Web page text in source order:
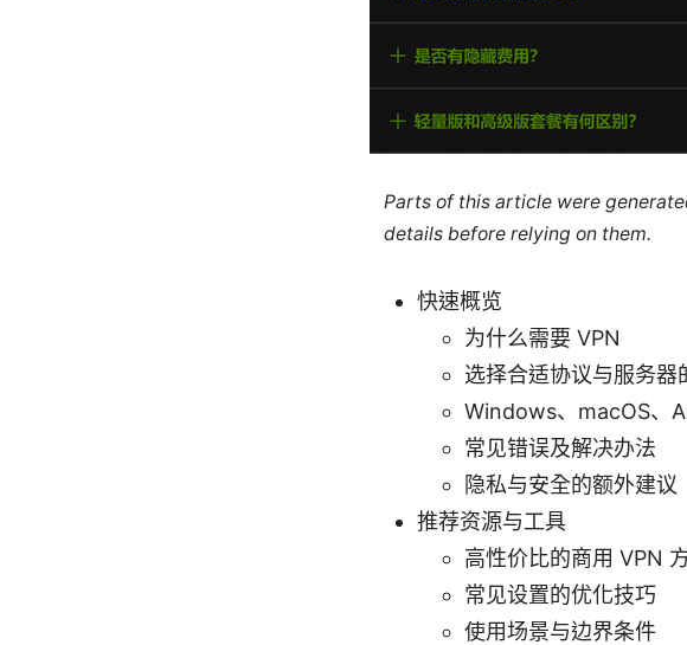
Parts of this article were
details before relying on them.
快速概览
为什么需要 VPN
选择合适协议与服务器
Windows、macOS、
常见错误及解决办法
隐私与安全的额外建议
推荐资源与工具
高性价比的商用 VPN
常见设置的优化技巧
使用场景与边界条件